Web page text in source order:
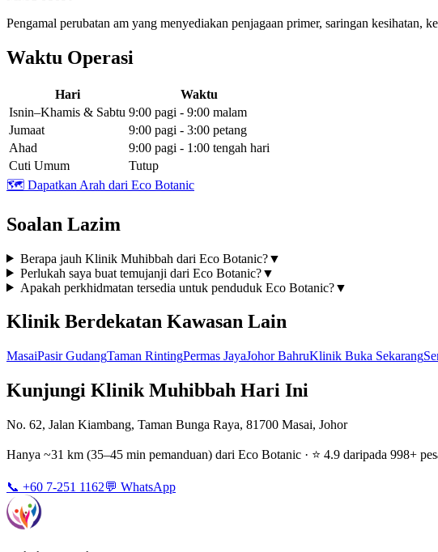
Pengamal perubatan am yang menyediakan penjagaan primer, saringan kesihatan,
Waktu Operasi
Hari
Waktu
Isnin–Khamis & Sabtu 9:00 pagi - 9:00 malam
Jumaat
9:00 pagi - 3:00 petang
Ahad
9:00 pagi - 1:00 tengah hari
Cuti Umum
Tutup
🗺️ Dapatkan Arah dari Eco Botanic
Soalan Lazim
Berapa jauh Klinik Muhibbah dari Eco Botanic?▼
Perlukah saya buat temujanji dari Eco Botanic?▼
Apakah perkhidmatan tersedia untuk penduduk Eco Botanic?▼
Klinik Berdekatan Kawasan Lain
MasaiPasir GudangTaman RintingPermas JayaJohor BahruKlinik Buka Sekarang
Kunjungi Klinik Muhibbah Hari Ini
No. 62, Jalan Kiambang, Taman Bunga Raya, 81700 Masai, Johor
Hanya ~31 km (35–45 min pemanduan) dari Eco Botanic · ⭐ 4.9 daripada 998+
📞 +60 7-251 1162💬 WhatsApp